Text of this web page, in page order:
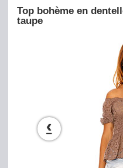
Top bohème en
taupe
‹